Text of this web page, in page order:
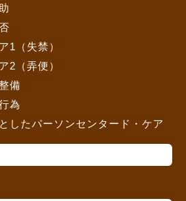
1（失禁）
2（弄便）
備
為
したパーソンセンタード・ケア